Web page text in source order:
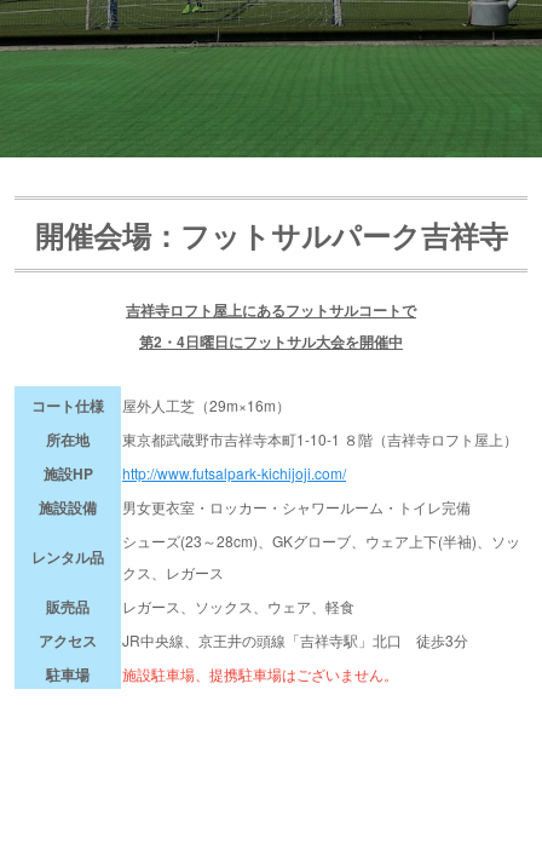
開催会場：フットサルパーク吉祥寺
吉祥寺ロフト屋上にあるフットサルコートで
第2・4日曜日にフットサル大会を開催中
コート仕様 屋外人工芝（29m×16m）
所在地 東京都武蔵野市吉祥寺本町1-10-1 ８階（吉祥寺ロフト屋上）
施設HP http://www.futsalpark-kichijoji.com/
施設設備 男女更衣室・ロッカー・シャワールーム・トイレ完備
レンタル品
シューズ(23～28cm)、GKグローブ、ウェア上下(半袖)、ソッ
クス、レガース
販売品 レガース、ソックス、ウェア、軽食
アクセス JR中央線、京王井の頭線「吉祥寺駅」北口 徒歩3分
駐車場 施設駐車場、提携駐車場はございません。